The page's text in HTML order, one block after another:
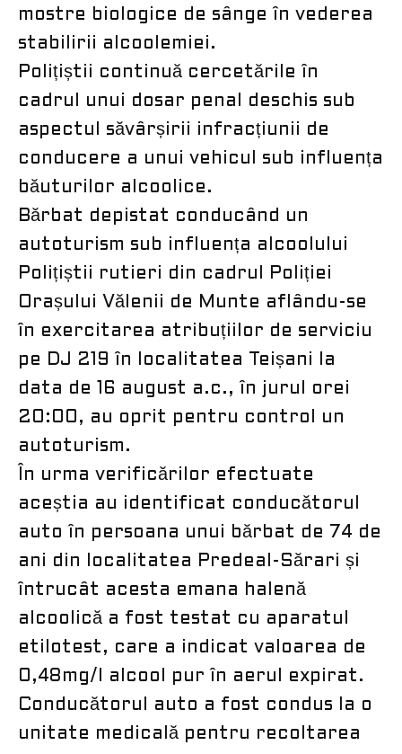
mostre biologice de sânge în vederea
stabilirii alcoolemiei.
Polițiștii continuă cercetările în
cadrul unui dosar penal deschis sub
aspectul săvârșirii infracțiunii de
conducere a unui vehicul sub influența
băuturilor alcoolice.
Bărbat depistat conducând un
autoturism sub influența alcoolului
Polițiștii rutieri din cadrul Poliției
Orașului Vălenii de Munte aflându-se
în exercitarea atribuțiilor de serviciu
pe DJ 219 în localitatea Teișani la
data de 16 august a.c., în jurul orei
20:00, au oprit pentru control un
autoturism.
În urma verificărilor efectuate
aceștia au identificat conducătorul
auto în persoana unui bărbat de 74 de
ani din localitatea Predeal-Sărari și
întrucât acesta emana halenă
alcoolică a fost testat cu aparatul
etilotest, care a indicat valoarea de
0,48mg/l alcool pur în aerul expirat.
Conducătorul auto a fost condus la o
unitate medicală pentru recoltarea